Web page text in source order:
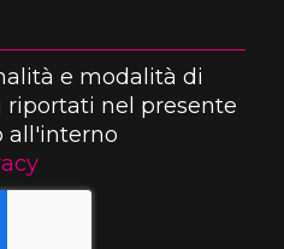
e modalità di
nel presente
all'interno